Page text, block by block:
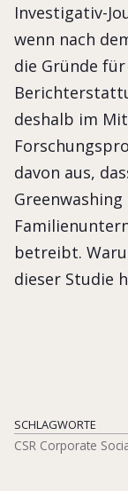
Investigativ-
wenn nach
die Gründe
deshalb im
davon aus,
betreibt.
dieser Studie
SCHLAGWORTE
CSR Corporate